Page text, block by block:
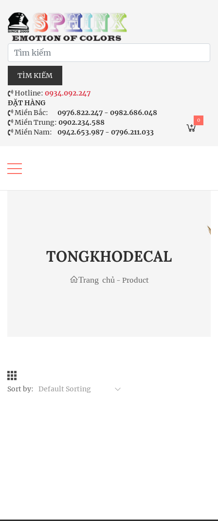
TÌM KIẾM
Hotline: 0934.092.247
ĐẶT HÀNG
Miền Bắc:
0976.822.247 - 0982.686.048
Miền Trung: 0902.234.588
Miền Nam:
0942.653.987 - 0796.211.033
0
TONGKHODECAL
Trang chủ - Product
Sort by: Default Sorting